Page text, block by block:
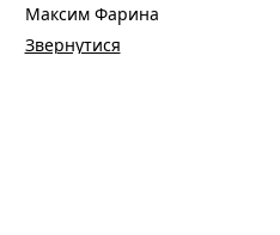
Максим Фарина
Звернутися